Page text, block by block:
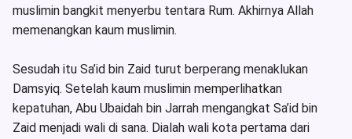
muslimin bangkit menyerbu tentara Rum. Akhirnya Allah
memenangkan kaum muslimin.
Sesudah itu Sa’id bin Zaid turut berperang menaklukan
Damsyiq. Setelah kaum muslimin memperlihatkan
kepatuhan, Abu Ubaidah bin Jarrah mengangkat Sa’id bin
Zaid menjadi wali di sana. Dialah wali kota pertama dari